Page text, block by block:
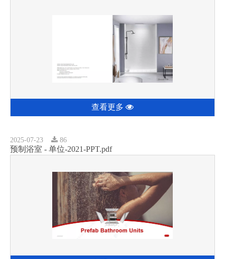
查看更多
2025-07-23 86
预制浴室 - 单位-2021-PPT.pdf